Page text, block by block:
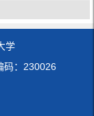
学
码：230026